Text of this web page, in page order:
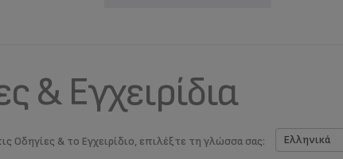
& Εγχειρίδια
Οδηγίες & το Εγχειρίδιο, επιλέξτε τη γλώσσα σας: